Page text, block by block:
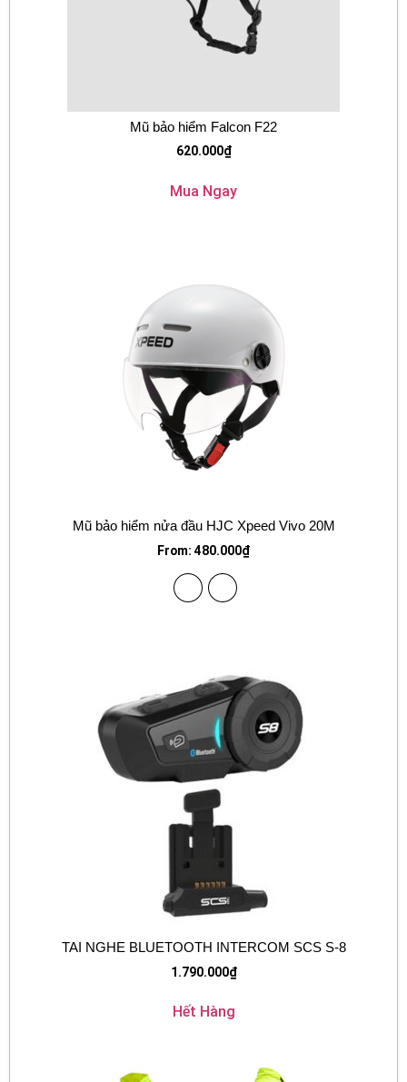
Mũ bảo hiểm Falcon F22
620.000₫
Mua Ngay
Mũ bảo hiểm nửa đầu HJC Xpeed Vivo 20M
From: 480.000₫
TAI NGHE BLUETOOTH INTERCOM SCS S-8
1.790.000₫
Hết Hàng